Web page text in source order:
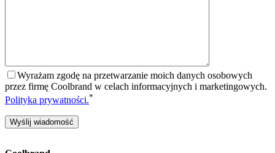
Wyrażam zgodę na przetwarzanie moich danych osobowych
przez firmę Coolbrand w celach informacyjnych i marketingowych.
Polityka prywatności.*